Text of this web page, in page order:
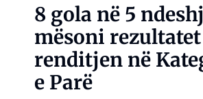
8 gola në 5
mësoni
renditjen në
e Parë